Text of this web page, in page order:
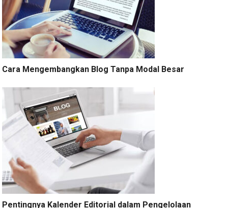
Cara Mengembangkan Blog Tanpa Modal Besar
Pentingnya Kalender Editorial dalam Pengelolaan